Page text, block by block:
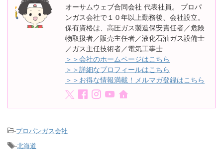
オーサムウェブ合同会社 代表社員。 プロパ
ンガス会社で１０年以上勤務後、会社設立。
保有資格は、高圧ガス製造保安責任者／危険
物取扱者／販売主任者／液化石油ガス設備士
／ガス主任技術者／電気工事士
＞＞会社のホームページはこちら
＞＞詳細なプロフィールはこちら
＞＞お得な情報満載！メルマガ登録はこちら
-プロパンガス会社
-北海道